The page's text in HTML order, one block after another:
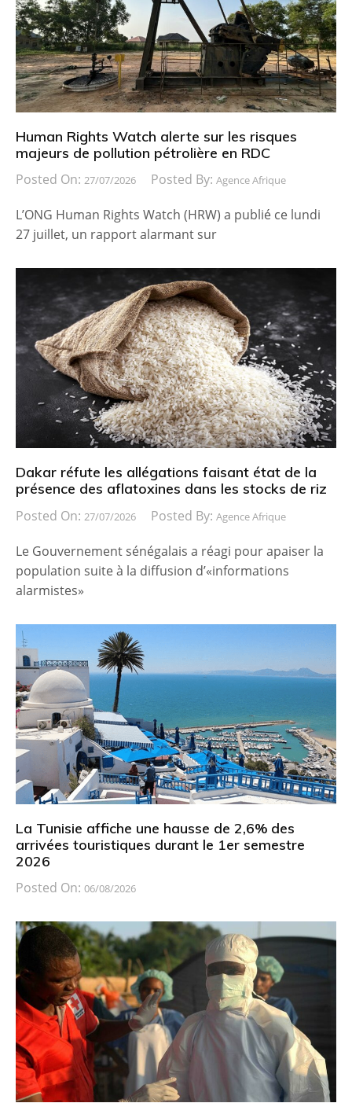
Human Rights Watch alerte sur les risques
majeurs de pollution pétrolière en RDC
Posted On: 27/07/2026 Posted By: Agence Afrique
L’ONG Human Rights Watch (HRW) a publié ce lundi
27 juillet, un rapport alarmant sur
Dakar réfute les allégations faisant état de la
présence des aflatoxines dans les stocks de riz
Posted On: 27/07/2026 Posted By: Agence Afrique
Le Gouvernement sénégalais a réagi pour apaiser la
population suite à la diffusion d’«informations
alarmistes»
La Tunisie affiche une hausse de 2,6% des
arrivées touristiques durant le 1er semestre
2026
Posted On: 06/08/2026